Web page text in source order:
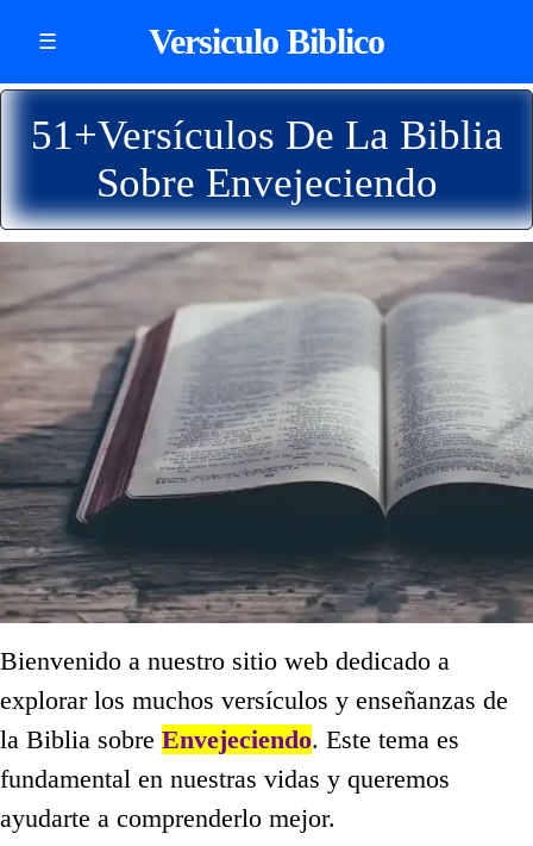
☰ Versiculo Biblico
51+Versículos De La Biblia
Sobre Envejeciendo
Bienvenido a nuestro sitio web dedicado a
explorar los muchos versículos y enseñanzas de
la Biblia sobre Envejeciendo. Este tema es
fundamental en nuestras vidas y queremos
ayudarte a comprenderlo mejor.